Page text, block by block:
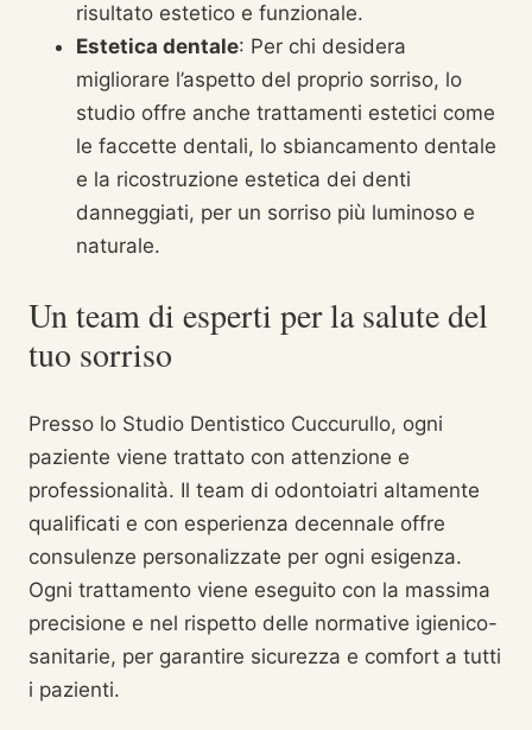
risultato estetico e funzionale.
Estetica dentale: Per chi desidera
migliorare l’aspetto del proprio sorriso, lo
studio offre anche trattamenti estetici come
le faccette dentali, lo sbiancamento dentale
e la ricostruzione estetica dei denti
danneggiati, per un sorriso più luminoso e
naturale.
Un team di esperti per la salute del
tuo sorriso
Presso lo Studio Dentistico Cuccurullo, ogni
paziente viene trattato con attenzione e
professionalità. Il team di odontoiatri altamente
qualificati e con esperienza decennale offre
consulenze personalizzate per ogni esigenza.
Ogni trattamento viene eseguito con la massima
precisione e nel rispetto delle normative igienico-
sanitarie, per garantire sicurezza e comfort a tutti
i pazienti.